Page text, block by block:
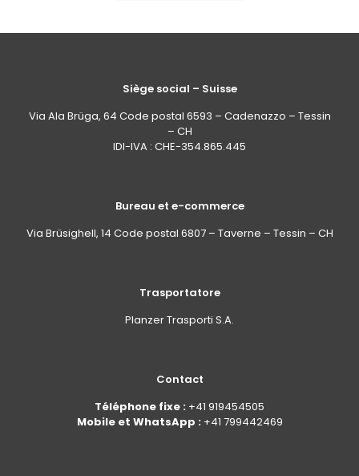
Siège social – Suisse
Via Ala Brüga, 64 Code postal 6593 – Cadenazzo – Tessin
– CH
IDI-IVA : CHE-354.865.445
Bureau et e-commerce
Via Brüsighell, 14 Code postal 6807 – Taverne – Tessin – CH
Trasportatore
Planzer Trasporti S.A.
Contact
Téléphone fixe : +41 919454505
Mobile et WhatsApp : +41 799442469